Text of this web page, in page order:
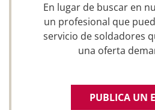
En lugar de buscar en
un profesional que
servicio de soldadores
una oferta
PUBLICA UN